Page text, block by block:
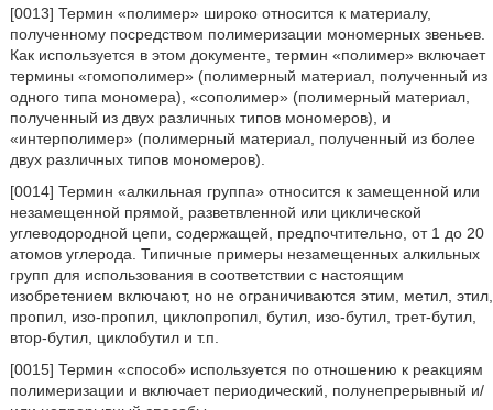
[0013] Термин «полимер» широко относится к материалу,
полученному посредством полимеризации мономерных звеньев.
Как используется в этом документе, термин «полимер» включает
термины «гомополимер» (полимерный материал, полученный из
одного типа мономера), «сополимер» (полимерный материал,
полученный из двух различных типов мономеров), и
«интерполимер» (полимерный материал, полученный из более
двух различных типов мономеров).
[0014] Термин «алкильная группа» относится к замещенной или
незамещенной прямой, разветвленной или циклической
углеводородной цепи, содержащей, предпочтительно, от 1 до 20
атомов углерода. Типичные примеры незамещенных алкильных
групп для использования в соответствии с настоящим
изобретением включают, но не ограничиваются этим, метил, этил,
пропил, изо-пропил, циклопропил, бутил, изо-бутил, трет-бутил,
втор-бутил, циклобутил и т.п.
[0015] Термин «способ» используется по отношению к реакциям
полимеризации и включает периодический, полунепрерывный и/